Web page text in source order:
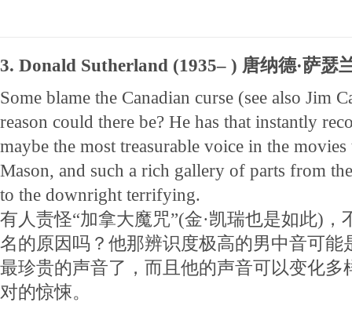
3. Donald Sutherland (1935– ) 唐纳德·萨瑟
Some blame the Canadian curse (see also Jim
reason could there be? He has that instantly
maybe the most treasurable voice in the movies
Mason, and such a rich gallery of parts from
to the downright terrifying.
有人责怪“加拿大魔咒”(金·凯瑞也是如此)
名的原因吗？他那辨识度极高的男中音可能
最珍贵的声音了，而且他的声音可以变化多
对的惊悚。